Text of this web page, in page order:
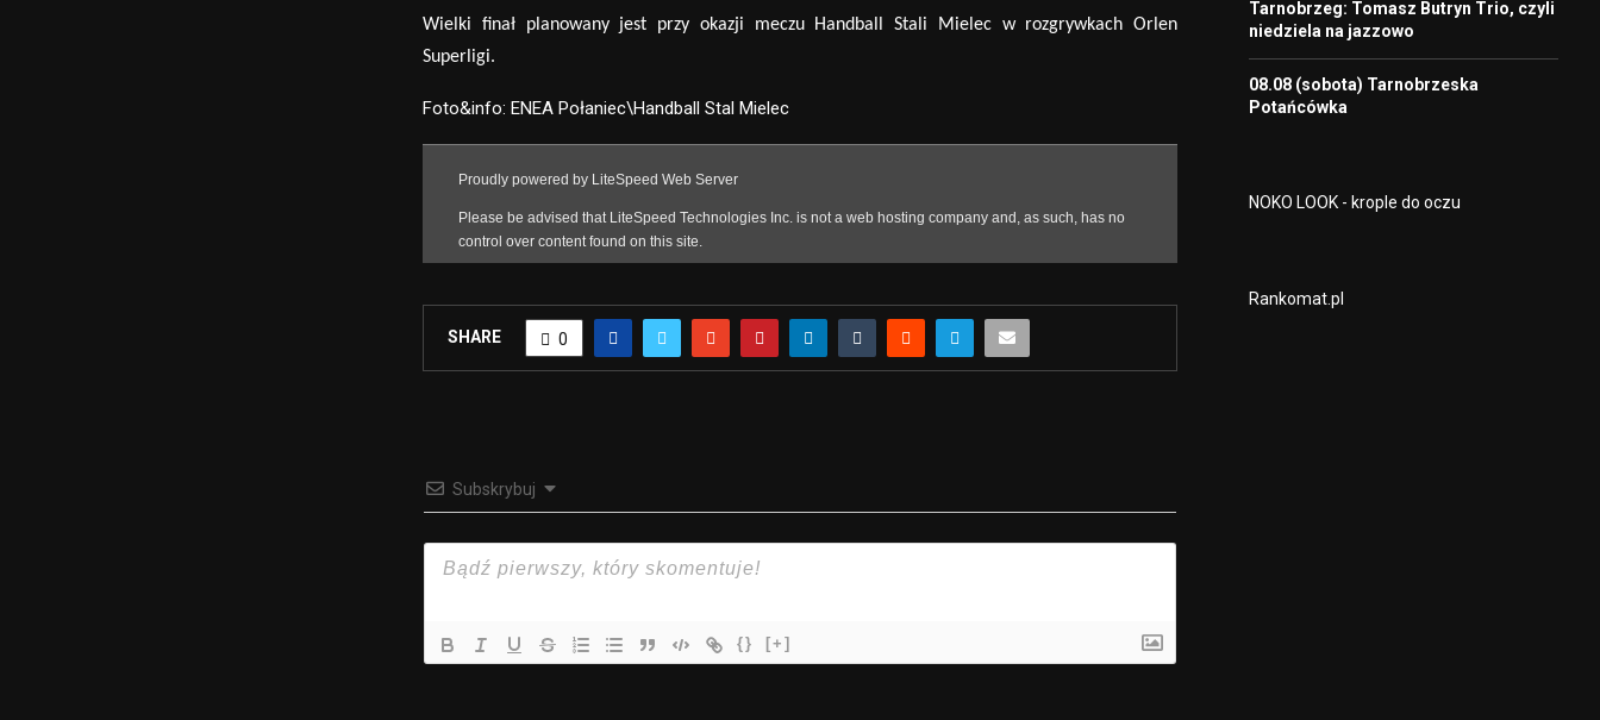
Wielki finał planowany jest przy okazji meczu Handball Stali Mielec w rozgrywkach Orlen
Superligi.
Foto&info: ENEA Połaniec\Handball Stal Mielec
SHARE 0
Subskrybuj
{} [+]
Tarnobrzeg: Tomasz Butryn Trio, czyli
niedziela na jazzowo
08.08 (sobota) Tarnobrzeska
Potańcówka
NOKO LOOK - krople do oczu
Rankomat.pl